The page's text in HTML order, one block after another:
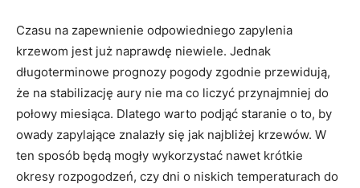
Czasu na zapewnienie odpowiedniego zapylenia
krzewom jest już naprawdę niewiele. Jednak
długoterminowe prognozy pogody zgodnie przewidują,
że na stabilizację aury nie ma co liczyć przynajmniej do
połowy miesiąca. Dlatego warto podjąć staranie o to, by
owady zapylające znalazły się jak najbliżej krzewów. W
ten sposób będą mogły wykorzystać nawet krótkie
okresy rozpogodzeń, czy dni o niskich temperaturach do